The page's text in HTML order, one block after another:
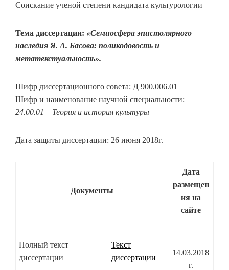
Соискание ученой степени кандидата культурологии
Тема диссертации: «Семиосфера эпистолярного
наследия Я. А. Басова: поликодовость и
метатекстуальность».
Шифр диссертационного совета: Д 900.006.01
Шифр и наименование научной специальности:
24.00.01 – Теория и история культуры
Дата защиты диссертации: 26 июня 2018г.
Документы
Дата
размещен
ия на
сайте
Полный текст
диссертации
Текст
диссертации
14.03.2018
г.